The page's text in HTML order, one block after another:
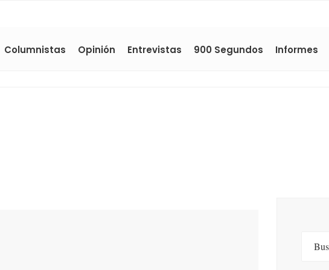
Columnistas Opinión Entrevistas 900 Segundos Informes